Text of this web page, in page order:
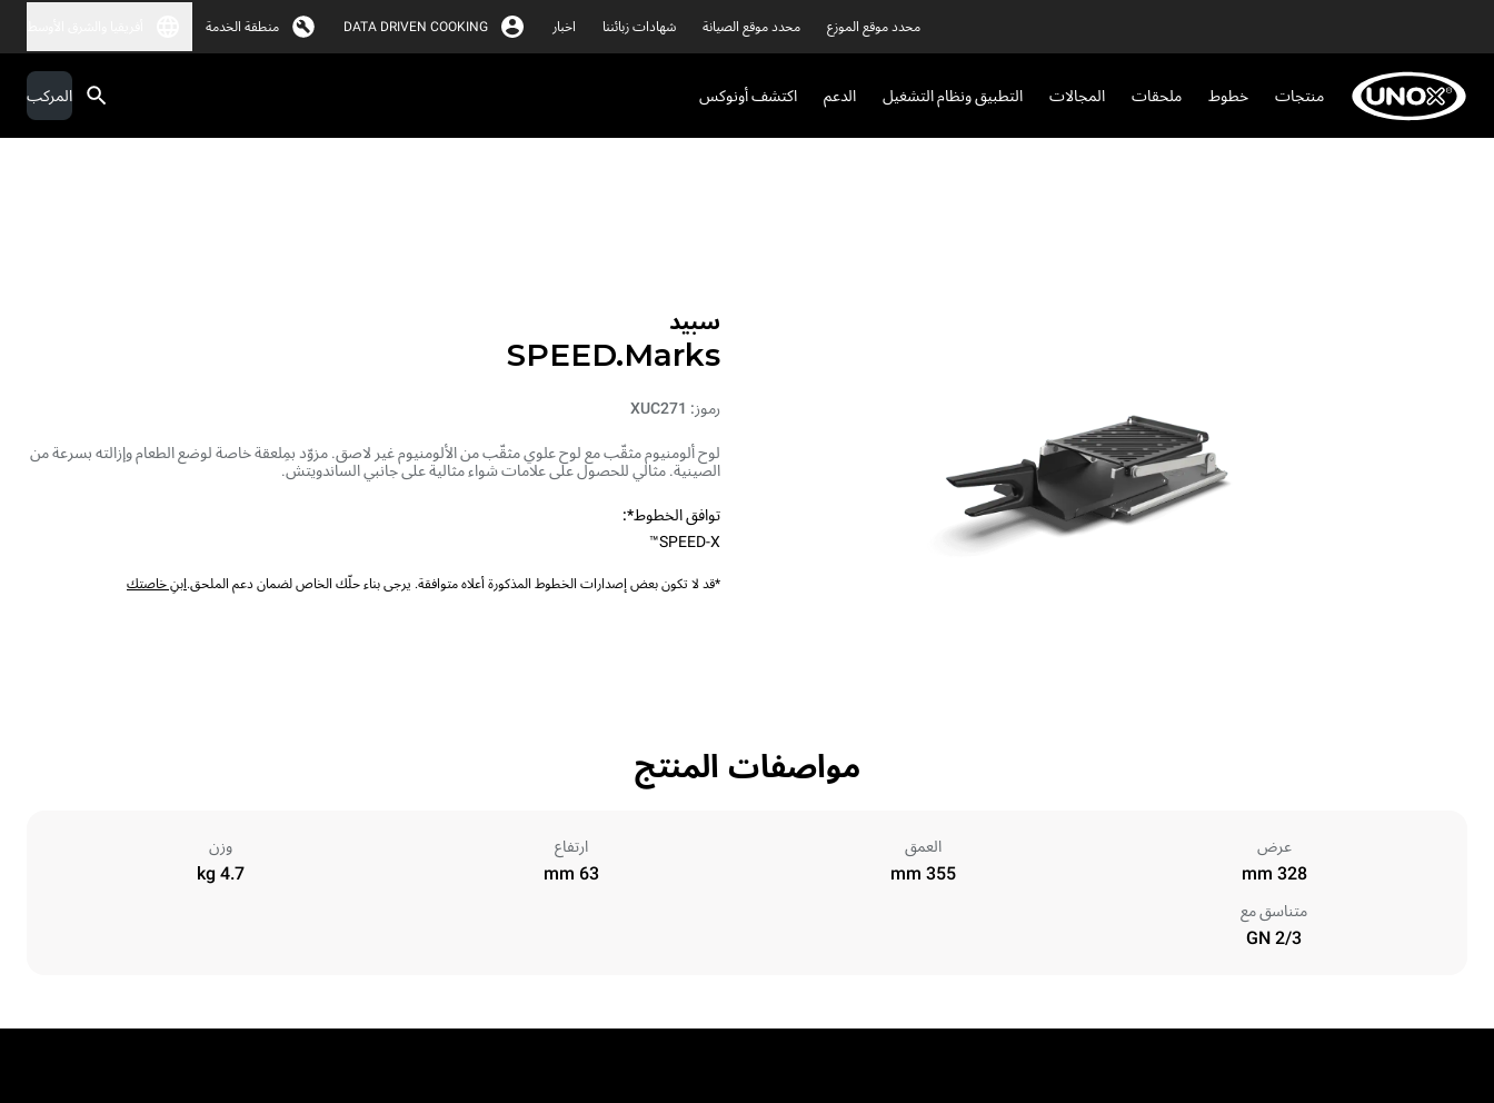
محدد موقع الموزع محدد موقع الصيانة شهادات زبائننا اخبار DATA DRIVEN COOKING منطقة الخدمة
منتجات خطوط ملحقات المجالات التطبيق ونظام التشغيل الدعم اكتشف أونوكس المركب
سبيد
SPEED.Marks
رموز: XUC271
لوح ألومنيوم مثقّب مع لوح علوي مثقّب من الألومنيوم غير لاصق. مزوّد بمِلعقة خاصة لوضع الطعام وإزالته بسرعة من
الصينية. مثالي للحصول على علامات شواء مثالية على جانبي الساندويتش.
توافق الخطوط*:
SPEED-X™
*قد لا تكون بعض إصدارات الخطوط المذكورة أعلاه متوافقة. يرجى بناء حلّك الخاص لضمان دعم الملحق.ابنِ خاصتك
مواصفات المنتج
عرض
328 mm
العمق
355 mm
ارتفاع
63 mm
وزن
4.7 kg
متناسق مع
GN 2/3